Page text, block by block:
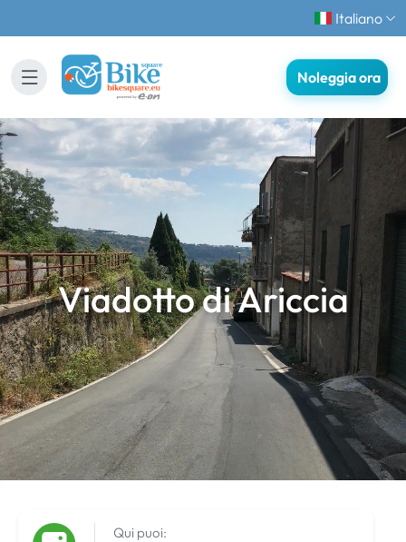
Italiano
Noleggia ora
Viadotto di Ariccia
Qui puoi: